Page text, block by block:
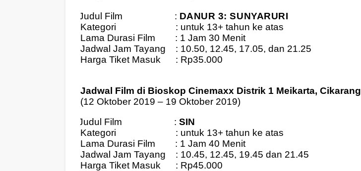
Judul Film : DANUR 3: SUNYARURI
Kategori
: untuk 13+ tahun ke atas
Lama Durasi Film
: 1 Jam 30 Menit
Jadwal Jam Tayang
: 10.50, 12.45, 17.05, dan 21.25
Harga Tiket Masuk
: Rp35.000
Jadwal Film di Bioskop Cinemaxx Distrik 1 Meikarta, Cikarang
(12 Oktober 2019 – 19 Oktober 2019)
Judul Film : SIN
Kategori
: untuk 13+ tahun ke atas
Lama Durasi Film
: 1 Jam 40 Menit
Jadwal Jam Tayang
: 10.45, 12.45, 19.45 dan 21.45
Harga Tiket Masuk
: Rp45.000